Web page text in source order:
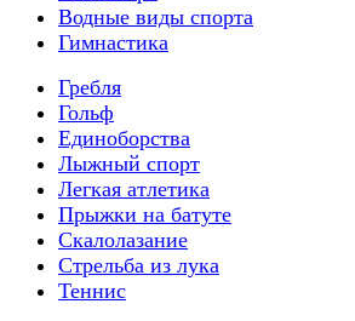
Водные виды спорта
Гимнастика
Гребля
Гольф
Единоборства
Лыжный спорт
Легкая атлетика
Прыжки на батуте
Скалолазание
Стрельба из лука
Теннис